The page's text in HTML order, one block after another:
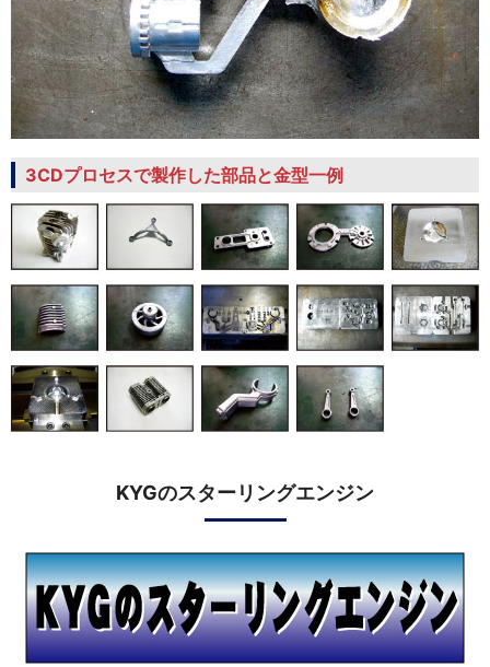
3CDプロセスで製作した部品と金型一例
KYGのスターリングエンジン